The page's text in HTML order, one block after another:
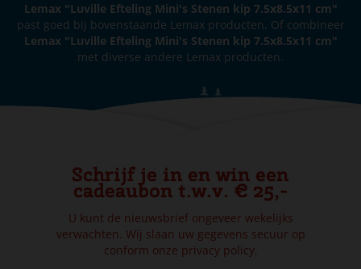
Lemax "Luville Efteling Mini's Stenen kip 7.5x8.5x11 cm"
past goed bij bovenstaande Lemax producten. Of combineer
Lemax "Luville Efteling Mini's Stenen kip 7.5x8.5x11 cm"
met diverse andere Lemax producten.
Schrijf je in en win een
cadeaubon t.w.v. € 25,-
U kunt de nieuwsbrief ongeveer wekelijks
verwachten. Wij slaan uw gegevens secuur op
conform onze privacy policy.